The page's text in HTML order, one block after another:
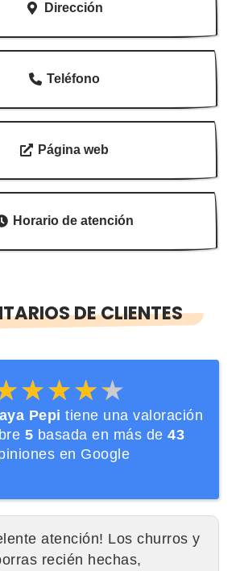
Dirección
Teléfono
Página web
Horario de atención
DE CLIENTES
Pepi tiene una valoración
5 basada en más de 43
en Google
atención! Los churros y
recién hechas,